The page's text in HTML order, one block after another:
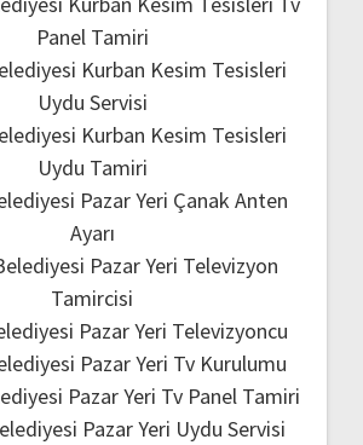
Panel Tamiri
Kurban Kesim Tesisleri
Uydu Servisi
Kurban Kesim Tesisleri
Uydu Tamiri
Pazar Yeri Çanak Anten
Ayarı
Pazar Yeri Televizyon
Tamircisi
Pazar Yeri Televizyoncu
Pazar Yeri Tv Kurulumu
Pazar Yeri Tv Panel Tamiri
Pazar Yeri Uydu Servisi